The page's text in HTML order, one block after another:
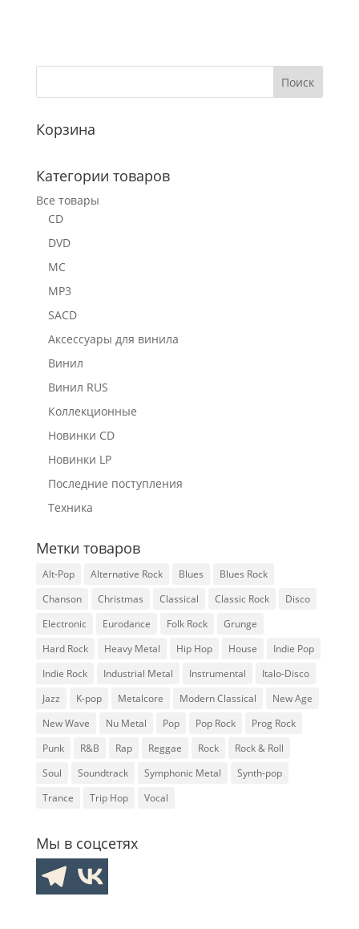
Корзина
Категории товаров
Все товары
CD
DVD
MC
MP3
SACD
Аксессуары для винила
Винил
Винил RUS
Коллекционные
Новинки CD
Новинки LP
Последние поступления
Техника
Метки товаров
Alt-Pop Alternative Rock Blues
Blues Rock
Chanson
Christmas Classical Classic Rock
Disco
Electronic
Eurodance Folk Rock
Grunge
Hard Rock
Heavy Metal Hip Hop House
Indie Pop
Indie Rock
Industrial Metal Instrumental
Italo-Disco
Jazz
K-pop Metalcore Modern Classical
New Age
New Wave
Nu Metal Pop Pop Rock
Prog Rock
Punk
R&B Rap Reggae Rock
Rock & Roll
Soul
Soundtrack Symphonic Metal
Synth-pop
Trance
Trip Hop Vocal
Мы в соцсетях